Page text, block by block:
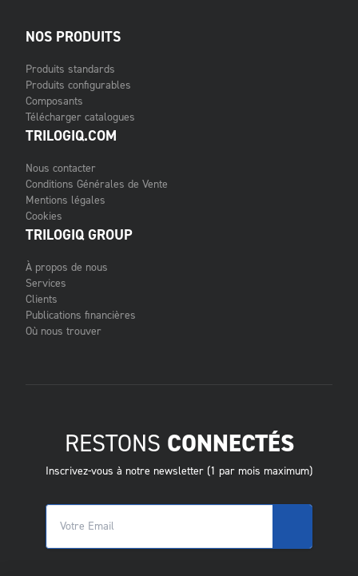
NOS PRODUITS
Produits standards
Produits configurables
Composants
Télécharger catalogues
TRILOGIQ.COM
Nous contacter
Conditions Générales de Vente
Mentions légales
Cookies
TRILOGIQ GROUP
À propos de nous
Services
Clients
Publications financières
Où nous trouver
RESTONS CONNECTÉS
Inscrivez-vous à notre newsletter (1 par mois maximum)